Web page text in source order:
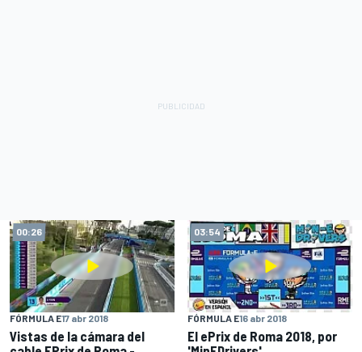
00:26
FÓRMULA E17 abr 2018
Vistas de la cámara del
03:54
FÓRMULA E16 abr 2018
El ePrix de Roma 2018, por